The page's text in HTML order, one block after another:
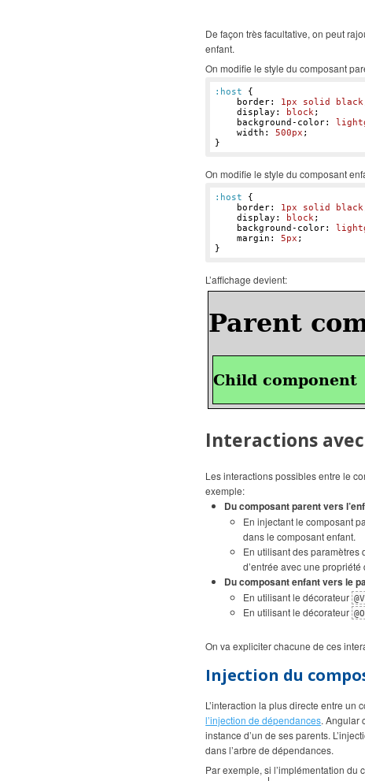
De façon très facultative, on peut
enfant.
On modifie le style du composant
:host
{
border: 1 px solid black
display : block ;
background-color:
width : 500px
}
On modifie le style du composant
:host
{
border: 1 px solid black
display : block ;
background-color:
margin : 5px
}
L’affichage devient:
Interactions
Les interactions possibles entre le
exemple:
Du composant parent vers
En injectant le composant
dans le composant enfant.
En utilisant des paramètres
d’entrée avec une
Du composant enfant vers le
En utilisant le décorateur
En utilisant le décorateur
On va expliciter chacune de ces
Injection du
L’interaction la plus directe entre un
l’injection de dépendances. Angular
instance d’un de ses parents.
dans l’arbre de dépendances.
Par exemple, si l’implémentation du